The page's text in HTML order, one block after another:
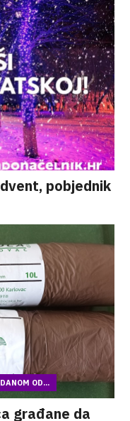
pobjednik
OD...
građane da